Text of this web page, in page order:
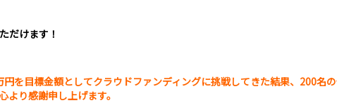
だけます！
を目標金額としてクラウドファンディングに挑戦してきた結果、200名
り感謝申し上げます。